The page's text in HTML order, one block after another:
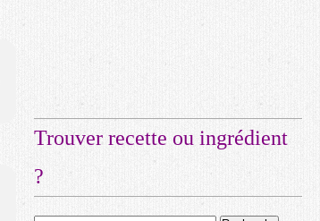
Trouver recette ou ingrédient
?